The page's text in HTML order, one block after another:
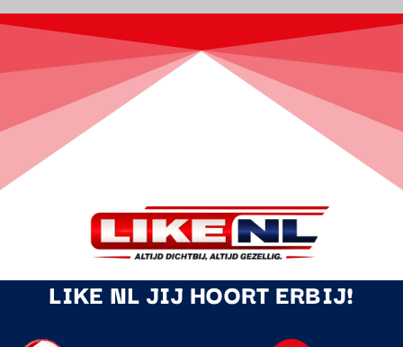
LIKE NL JIJ HOORT ERBIJ!